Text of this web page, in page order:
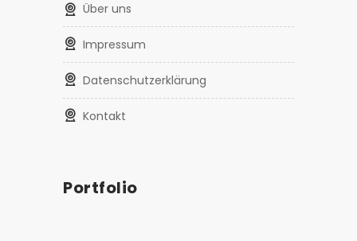
Über uns
Impressum
Datenschutzerklärung
Kontakt
Portfolio